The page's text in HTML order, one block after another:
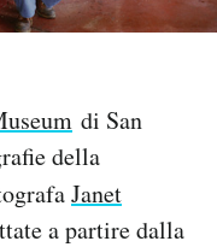
di San
della
Janet
a partire dalla